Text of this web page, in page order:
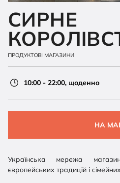
СИРНЕ
ПРОДУКТОВІ МАГАЗИНИ
Українська мережа
європейських традицій і
10:00 - 22:00, щоденно
НА